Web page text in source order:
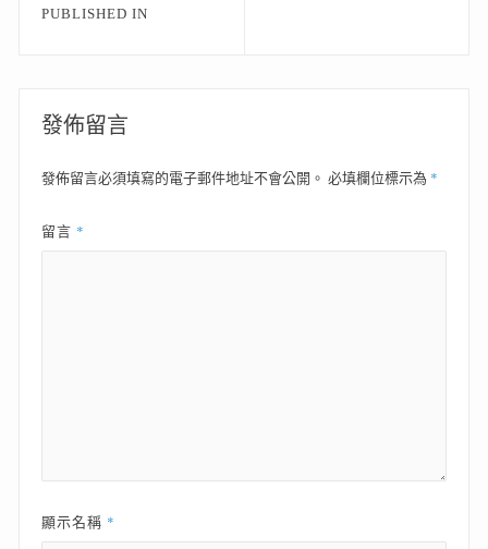
文
覽
PUBLISHED IN
發佈留言
發佈留言必須填寫的電子郵件地址不會公開。 必填欄位標示為 *
留言 *
顯示名稱 *